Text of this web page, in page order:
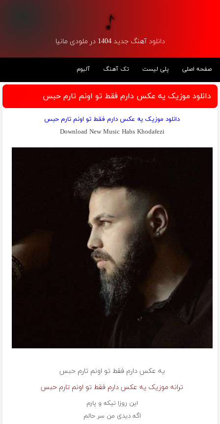
دانلود آهنگ جدید 1404 در ملودی مانیا
صفحه اصلی پلی لیست تک آهنگ آلبوم
دانلود موزیک یه عکس دارم فقط تو اونم تارم حبس
دانلود موزیک یه عکس دارم فقط تو اونم تارم حبس
Download New Music Habs Khodafezi
یه عکس دارم فقط تو اونم تارم حبس
ترانه موزیک یه عکس دارم فقط تو اونم تارم حبس
این روزا تیکه و پارم
اگه دیدی من سر حالم